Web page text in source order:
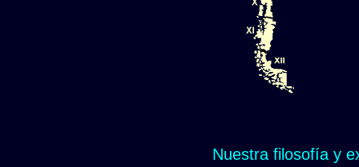
Nuestra filosofía y